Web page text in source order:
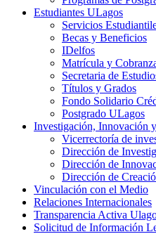
Estudiantes ULagos
Servicios
Becas y Beneficios
IDelfos
Matrícula y
Secretaria de
Títulos y Grados
Fondo Solidario
Postgrado ULagos
Investigación, Innovación
Vicerrectoría de
Dirección de
Dirección de
Dirección de
Vinculación con el Medio
Relaciones Internacionales
Transparencia Activa
Solicitud de Información